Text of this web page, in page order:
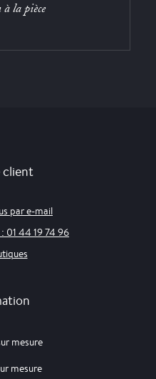
la pièce
client
par e-mail
01 44 19 74 96
mesure
mesure